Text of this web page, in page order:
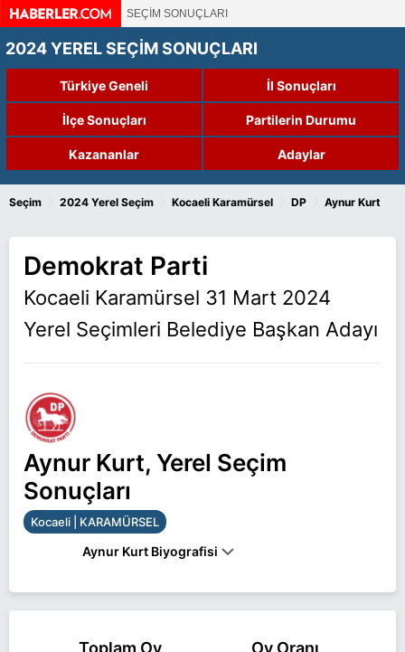
SEÇİM SONUÇLARI
2024 YEREL SEÇİM SONUÇLARI
Türkiye Geneli İl Sonuçları
İlçe Sonuçları Partilerin Durumu
Kazananlar Adaylar
Seçim 2024 Yerel Seçim Kocaeli Karamürsel DP Aynur Kurt
Demokrat Parti
Kocaeli Karamürsel 31 Mart 2024
Yerel Seçimleri Belediye Başkan Adayı
Aynur Kurt, Yerel Seçim
Sonuçları
Kocaeli | KARAMÜRSEL
Aynur Kurt Biyografisi
adayı olarak DP ile 31 Mart 2024 yerel
Toplam Oy Oy Oranı